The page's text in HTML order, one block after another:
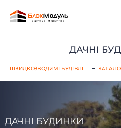
ДАЧНІ
ШВИДКОЗВОДИМІ БУДІВЛІ
ДАЧНІ БУДИНКИ